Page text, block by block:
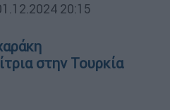
20:15
στην Τουρκία